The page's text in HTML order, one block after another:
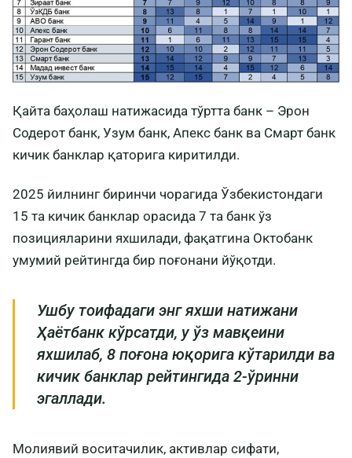
Қайта баҳолаш натижасида тўртта банк – Эрон
Содерот банк, Узум банк, Апекс банк ва Смарт банк
кичик банклар қаторига киритилди.
2025 йилнинг биринчи чорагида Ўзбекистондаги
15 та кичик банклар орасида 7 та банк ўз
позицияларини яхшилади, фақатгина Октобанк
умумий рейтингда бир поғонани йўқотди.
Ушбу тоифадаги энг яхши натижани
Ҳаётбанк кўрсатди, у ўз мавқеини
яхшилаб, 8 поғона юқорига кўтарилди ва
кичик банклар рейтингида 2-ўринни
эгаллади.
Молиявий воситачилик, активлар сифати,